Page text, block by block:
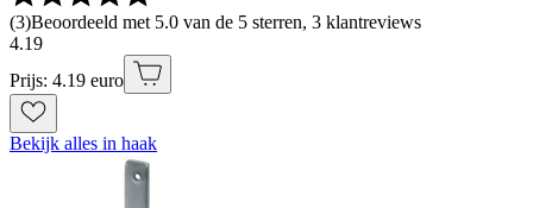
(3)Beoordeeld met 5.0 van de 5 sterren, 3 klantreviews
4.19
Prijs: 4.19 euro
Bekijk alles in haak